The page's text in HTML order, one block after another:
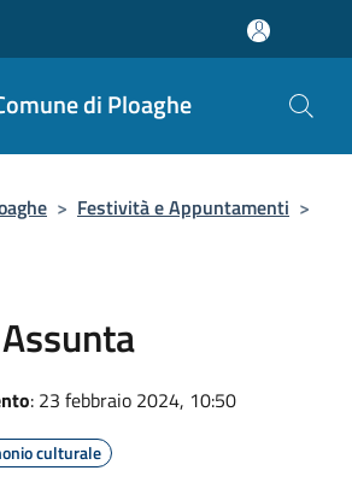
di Ploaghe
> Festività e Appuntamenti >
: 23 febbraio 2024, 10:50
culturale